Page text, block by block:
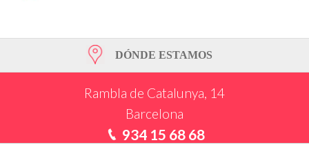
DÓNDE ESTAMOS
Rambla de Catalunya, 14
Barcelona
934 15 68 68
mesurament de l'activitat del web per a l'elaboració de
perfils de navegació dels usuaris per introduir millores en
funció de l'anàlisi de les dades d'ús que fan els usuaris del
servei. Permeten desar la informació de preferència de
una millor experiència a través de productes recomanats.
Marketing i publicitat